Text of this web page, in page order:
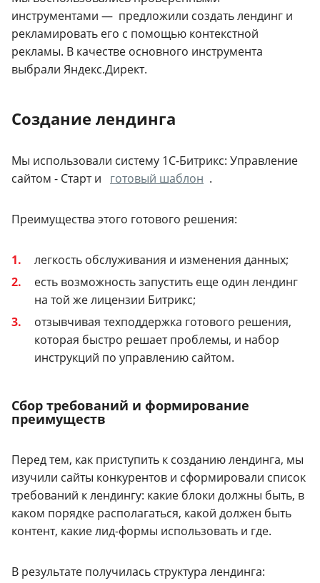
инструментами — предложили создать лендинг и
рекламировать его с помощью контекстной
рекламы. В качестве основного инструмента
выбрали Яндекс.Директ.
Создание лендинга
Мы использовали систему 1С-Битрикс: Управление
сайтом - Старт и
готовый шаблон .
Преимущества этого готового решения:
легкость обслуживания и изменения данных;
есть возможность запустить еще один лендинг
на той же лицензии Битрикс;
отзывчивая техподдержка готового решения,
которая быстро решает проблемы, и набор
инструкций по управлению сайтом.
Сбор требований и формирование
преимуществ
Перед тем, как приступить к созданию лендинга, мы
изучили сайты конкурентов и сформировали список
требований к лендингу: какие блоки должны быть, в
каком порядке располагаться, какой должен быть
контент, какие лид-формы использовать и где.
В результате получилась структура лендинга: